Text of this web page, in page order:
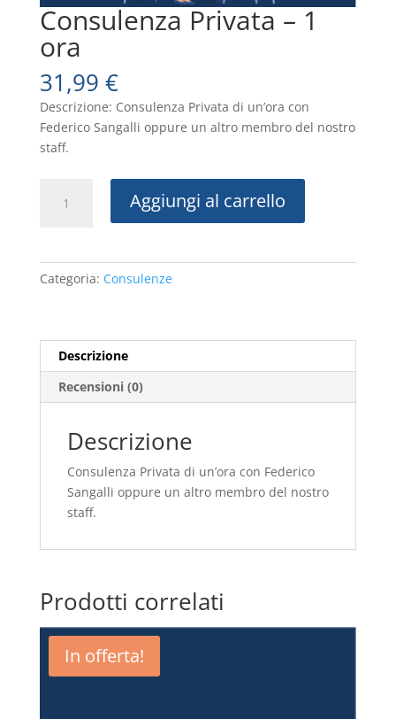
Consulenza Privata – 1
ora
31,99 €
Descrizione: Consulenza Privata di un’ora con
Federico Sangalli oppure un altro membro del nostro
staff.
Privata
quantità
Aggiungi al carrello
Categoria: Consulenze
Descrizione
Recensioni (0)
Descrizione
Consulenza Privata di un’ora con Federico
Sangalli oppure un altro membro del nostro
staff.
Prodotti correlati
In offerta!